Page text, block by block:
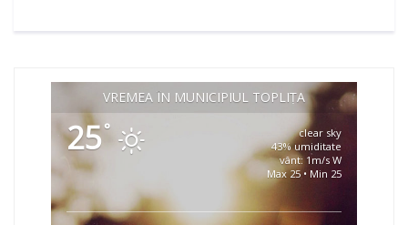
VREMEA ÎN MUNICIPIUL TOPLIȚA
25°
clear sky
43% umiditate
vânt: 1m/s W
Max 25 • Min 25